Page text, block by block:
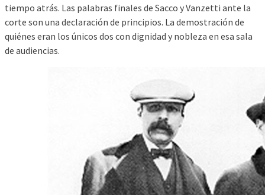
tiempo atrás. Las palabras finales de Sacco y Vanzetti ante la
corte son una declaración de principios. La demostración de
quiénes eran los únicos dos con dignidad y nobleza en esa sala
de audiencias.